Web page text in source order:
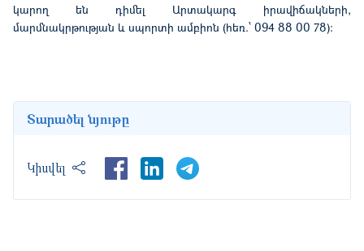
կարող են դիմել Արտակարգ իրավիճակների,
մարմնակրթության և սպորտի ամբիոն (հեռ.՝ 094 88 00 78):
Տարածել նյութը
Կիսվել LinkedIn